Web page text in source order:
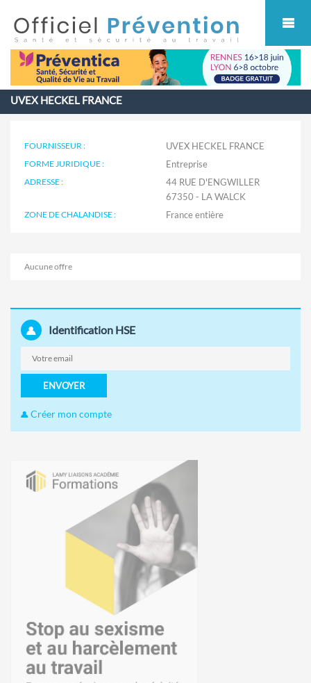
UVEX HECKEL FRANCE
FOURNISSEUR : UVEX HECKEL FRANCE
FORME JURIDIQUE : Entreprise
ADRESSE :
44 RUE D'ENGWILLER
67350 - LA WALCK
ZONE DE CHALANDISE :
Aucune offre
Identification HSE
ENVOYER
Créer mon compte